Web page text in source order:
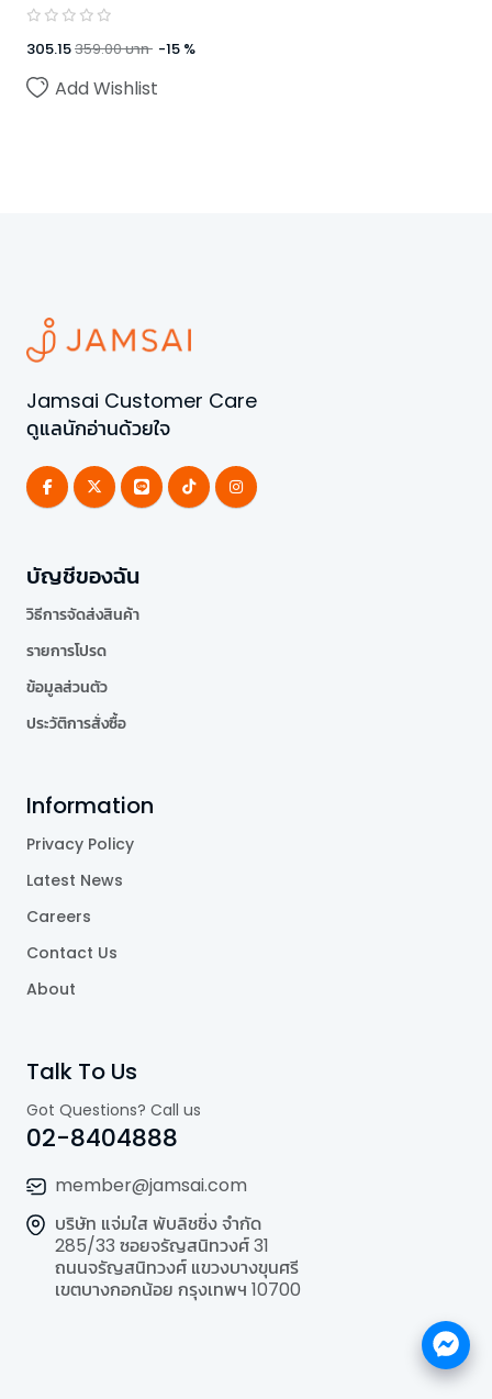
305.15359.00บาท -15 %
Add Wishlist
Jamsai Customer Care
ดูแลนักอ่านด้วยใจ
บัญชีของฉัน
วิธีการจัดส่งสินค้า
รายการโปรด
ข้อมูลส่วนตัว
ประวัติการสั่งซื้อ
Information
Privacy Policy
Latest News
Careers
Contact Us
About
Talk To Us
Got Questions? Call us
02-8404888
member@jamsai.com
บริษัท แจ่มใส พับลิชชิ่ง จำกัด
285/33 ซอยจรัญสนิทวงศ์ 31
ถนนจรัญสนิทวงศ์ แขวงบางขุนศรี
เขตบางกอกน้อย กรุงเทพฯ 10700